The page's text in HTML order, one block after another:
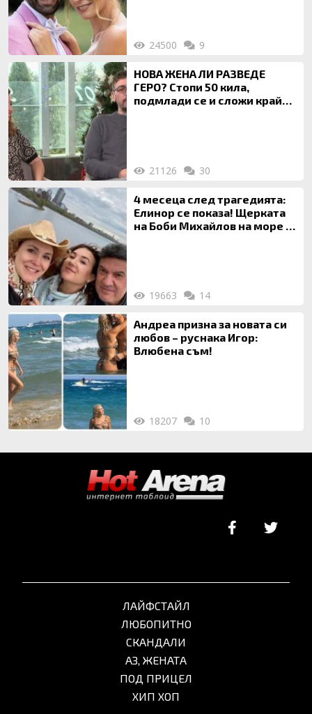
24500 9
НОВА ЖЕНА ЛИ РАЗВЕДЕ
ГЕРО? Стопи 50 кила,
подмлади се и сложи край
21126 30
4 месеца след трагедията:
Елинор се показа! Щерката
на Боби Михайлов на море с
19663 14
Андреа призна за новата си
любов – руснака Игор:
Влюбена съм!
18207 10
ЛАЙФСТАЙЛ
ЛЮБОПИТНО
СКАНДАЛИ
АЗ, ЖЕНАТА
ПОД ПРИЦЕЛ
ХИП ХОП